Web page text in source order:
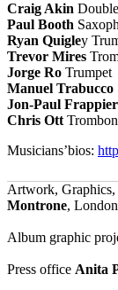
Craig Akin
Paul Booth
Ryan Quigley
Trevor Mires
Jorge Ro Trumpet
Manuel Trabucco
Jon-Paul Frappier
Chris Ott
Musicians’bios:
Artwork, Graphics,
Montrone,
Album graphic
Press office Anita